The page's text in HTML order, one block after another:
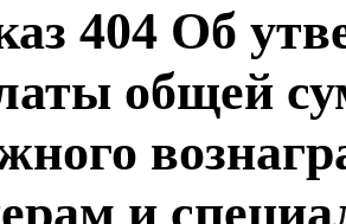
404 Об
общей